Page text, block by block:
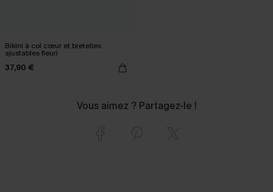
Bikini à col cœur et bretelles
ajustables fleuri
37,90 €
Vous aimez ? Partagez-le !